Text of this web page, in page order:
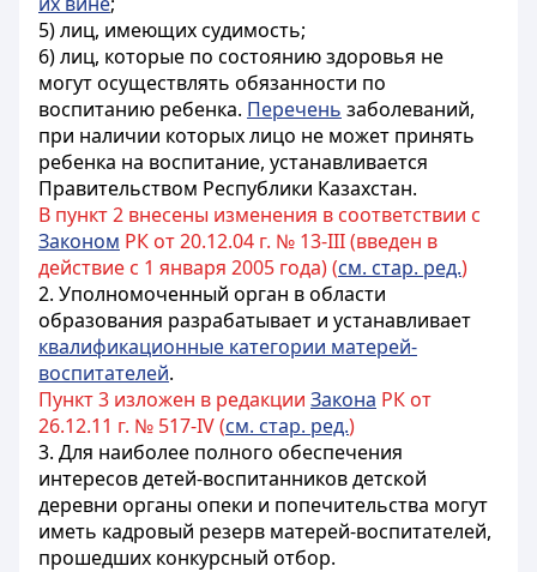
5) лиц, имеющих судимость;
6) лиц, которые по состоянию здоровья не
могут осуществлять обязанности по
воспитанию ребенка. Перечень заболеваний,
при наличии которых лицо не может принять
ребенка на воспитание, устанавливается
Правительством Республики Казахстан.
В пункт 2 внесены изменения в соответствии с
Законом РК от 20.12.04 г. № 13-III (введен в
действие с 1 января 2005 года) (см. стар. ред.)
2. Уполномоченный орган в области
образования разрабатывает и устанавливает
квалификационные категории матерей-
воспитателей.
Пункт 3 изложен в редакции Закона РК от
26.12.11 г. № 517-IV (см. стар. ред.)
3. Для наиболее полного обеспечения
интересов детей-воспитанников детской
деревни органы опеки и попечительства могут
иметь кадровый резерв матерей-воспитателей,
прошедших конкурсный отбор.